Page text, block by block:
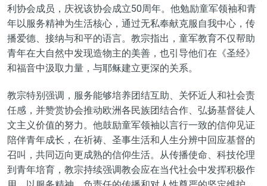
利协会成员，庆祝该协会成立50周年。他勉励童军领袖和青
年以服务精神为生活核心，通过无私奉献克服自我中心，传
播爱德、接纳与和平的语言。教宗指出，童军教育不仅帮助
青年在大自然中发现造物主的美善，也引导他们在《圣经》
和福音中汲取力量，与耶稣建立更深的关系。
教宗特别强调，服务能够培养团结互助、关怀近人和社会责
任感，并赞赏协会推动欧洲各民族团结合作、弘扬基督徒人
文主义价值的努力。他鼓励童军领袖以言行一致的信仰见证
陪伴青年成长，在祈祷、圣事生活和人生分辨中回应基督的
召叫，共同迈向更成熟的信仰生活。从传播使命、科技伦理
到青年培育，教宗持续强调教会应在当代社会中发挥积极作